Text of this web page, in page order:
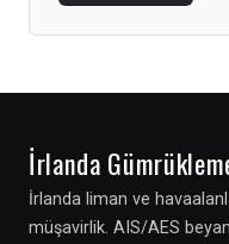
İrlanda
İrlanda liman ve
müşavirlik. AIS/AES